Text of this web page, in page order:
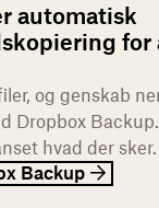
automatisk
for
og genskab
Dropbox
hvad der sker.
Backup